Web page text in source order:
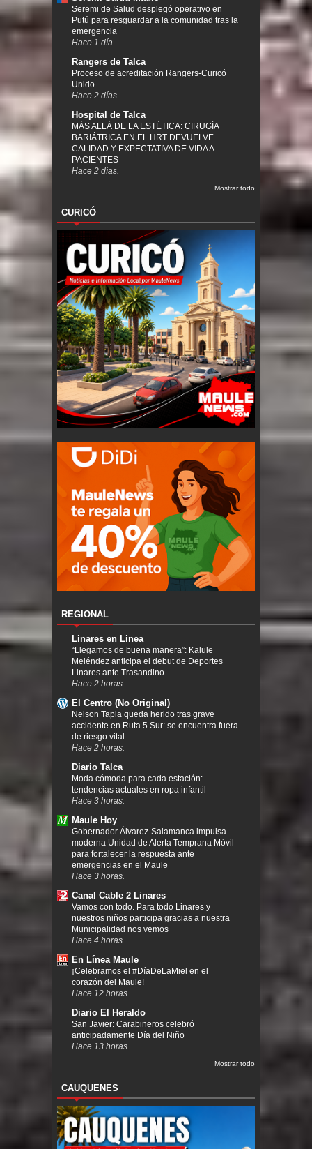
Seremi de Salud desplegó operativo en
Putú para resguardar a la comunidad tras la
emergencia
Hace 1 día.
Rangers de Talca
Proceso de acreditación Rangers-Curicó
Unido
Hace 2 días.
Hospital de Talca
MÁS ALLÁ DE LA ESTÉTICA: CIRUGÍA
BARIÁTRICA EN EL HRT DEVUELVE
CALIDAD Y EXPECTATIVA DE VIDA A
PACIENTES
Hace 2 días.
Mostrar todo
CURICÓ
REGIONAL
Linares en Linea
“Llegamos de buena manera”: Kalule
Meléndez anticipa el debut de Deportes
Linares ante Trasandino
Hace 2 horas.
El Centro (No Original)
Nelson Tapia queda herido tras grave
accidente en Ruta 5 Sur: se encuentra fuera
de riesgo vital
Hace 2 horas.
Diario Talca
Moda cómoda para cada estación:
tendencias actuales en ropa infantil
Hace 3 horas.
Maule Hoy
Gobernador Álvarez-Salamanca impulsa
moderna Unidad de Alerta Temprana Móvil
para fortalecer la respuesta ante
emergencias en el Maule
Hace 3 horas.
Canal Cable 2 Linares
Vamos con todo. Para todo Linares y
nuestros niños participa gracias a nuestra
Municipalidad nos vemos
Hace 4 horas.
En Línea Maule
¡Celebramos el #DíaDeLaMiel en el
corazón del Maule!
Hace 12 horas.
Diario El Heraldo
San Javier: Carabineros celebró
anticipadamente Día del Niño
Hace 13 horas.
Mostrar todo
CAUQUENES